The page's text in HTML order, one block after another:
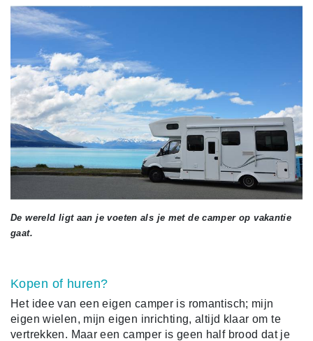
De wereld ligt aan je voeten als je met de camper op vakantie
gaat.
Kopen of huren?
Het idee van een eigen camper is romantisch; mijn
eigen wielen, mijn eigen inrichting, altijd klaar om te
vertrekken. Maar een camper is geen half brood dat je